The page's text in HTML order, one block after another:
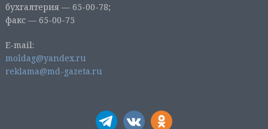
бухгалтерия — 65-00-78;
факс — 65-00-75
E-mail:
moldag@yandex.ru
reklama@md-gazeta.ru